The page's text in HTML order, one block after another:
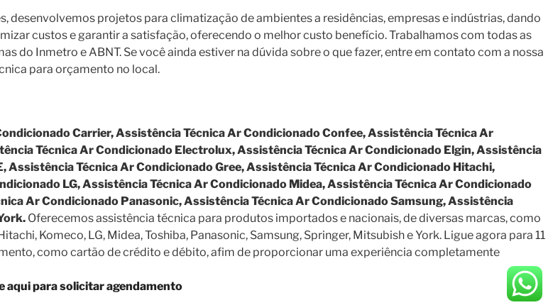
projetos para climatização de ambientes a residências, empresas e indústrias, dando
custos e garantir a satisfação, oferecendo o melhor custo benefício. Trabalhamos com todas as
do Inmetro e ABNT. Se você ainda estiver na dúvida sobre o que fazer, entre em contato com a nossa
para orçamento no local.
Carrier, Assistência Técnica Ar Condicionado Confee, Assistência Técnica Ar
Técnica Ar Condicionado Electrolux, Assistência Técnica Ar Condicionado Elgin, Assistência
Técnica Ar Condicionado Gree, Assistência Técnica Ar Condicionado Hitachi,
LG, Assistência Técnica Ar Condicionado Midea, Assistência Técnica Ar Condicionado
Ar Condicionado Panasonic, Assistência Técnica Ar Condicionado Samsung, Assistência
Oferecemos assistência técnica para produtos importados e nacionais, de diversas marcas, como
Komeco, LG, Midea, Toshiba, Panasonic, Samsung, Springer, Mitsubish e York. Ligue agora para 11
como cartão de crédito e débito, afim de proporcionar uma experiência completamente
aqui para solicitar agendamento